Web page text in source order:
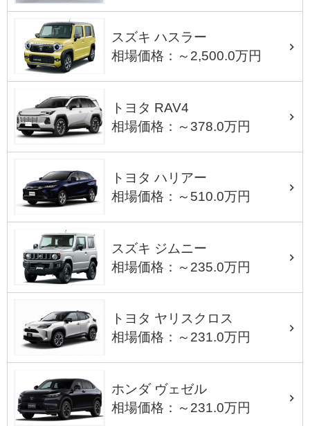
スズキ ハスラー
相場価格：～2,500.0万円
トヨタ RAV4
相場価格：～378.0万円
トヨタ ハリアー
相場価格：～510.0万円
スズキ ジムニー
相場価格：～235.0万円
トヨタ ヤリスクロス
相場価格：～231.0万円
ホンダ ヴェゼル
相場価格：～231.0万円